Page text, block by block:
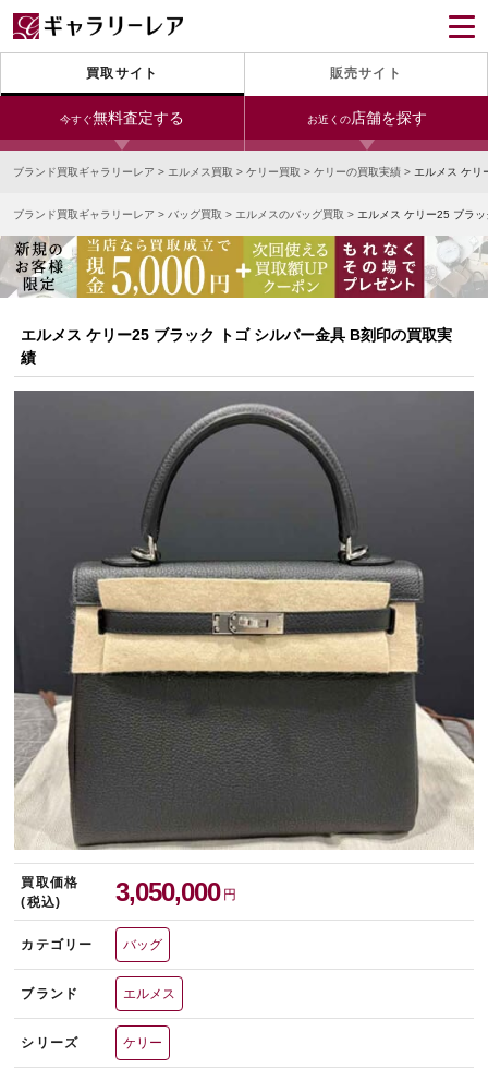
買取サイト 販売サイト
今すぐ無料査定する お近くの店舗を探す
24時間受付（対応時間10:00～19:00）
宅配買取を申し込む
無料の宅配キットをお届けします
今すぐ電話査定
受付時間 10:00～19:00
銀座本店 青山表参道店 新宿東口店
小田急新宿店 LAB東京 名古屋大須店
中野ブロードウェイ
宅配買取を申し込む
無料の宅配キットをお届けします
ブランド買取ギャラリーレア > エルメス買取 > ケリー買取 > ケリーの買取実績 > エルメス ケリ
ブランド買取ギャラリーレア > バッグ買取 > エルメスのバッグ買取 > エルメス ケリー25 ブラ
エルメス ケリー25 ブラック トゴ シルバー金具 B刻印の買取実
績
買取価格
(税込)
3,050,000 円
カテゴリー バッグ
ブランド エルメス
シリーズ ケリー